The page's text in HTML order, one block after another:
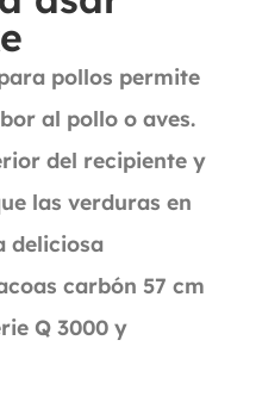
pollos permite
al pollo o aves.
del recipiente y
las verduras en
deliciosa
carbón 57 cm
Q 3000 y